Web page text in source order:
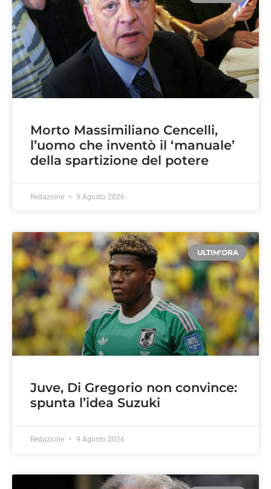
Morto Massimiliano Cencelli,
l’uomo che inventò il ‘manuale’
della spartizione del potere
Redazione 9 Agosto 2026
ULTIM'ORA
Juve, Di Gregorio non convince:
spunta l’idea Suzuki
Redazione 9 Agosto 2026